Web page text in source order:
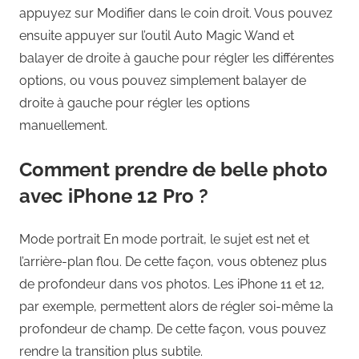
appuyez sur Modifier dans le coin droit. Vous pouvez
ensuite appuyer sur l’outil Auto Magic Wand et
balayer de droite à gauche pour régler les différentes
options, ou vous pouvez simplement balayer de
droite à gauche pour régler les options
manuellement.
Comment prendre de belle photo
avec iPhone 12 Pro ?
Mode portrait En mode portrait, le sujet est net et
l’arrière-plan flou. De cette façon, vous obtenez plus
de profondeur dans vos photos. Les iPhone 11 et 12,
par exemple, permettent alors de régler soi-même la
profondeur de champ. De cette façon, vous pouvez
rendre la transition plus subtile.